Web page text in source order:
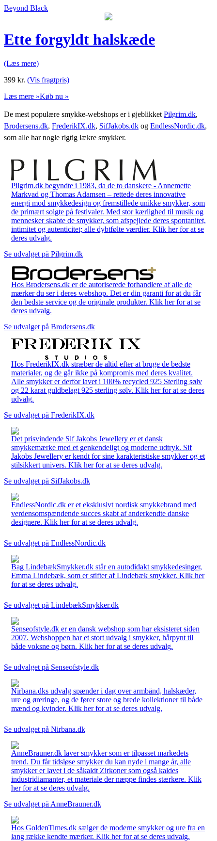
Beyond Black
Ette forgyldt halskæde
(Læs mere)
399 kr. (Vis fragtpris)
Læs mere »Køb nu »
De mest populære smykke-webshops er i øjeblikket Pilgrim.dk,
Brodersens.dk, FrederikIX.dk, SifJakobs.dk og EndlessNordic.dk,
som alle har nogle rigtig lækre smykker.
Pilgrim.dk begyndte i 1983, da de to danskere - Annemette
Markvad og Thomas Adamsen – rettede deres innovative
energi mod smykkedesign og fremstillede unikke smykker, som
de primært solgte på festivaler. Med stor kærlighed til musik og
mennesker skabte de smykker, som afspejlede deres spontanitet,
intimitet og autenticitet; alle dybtfølte værdier. Klik her for at se
deres udvalg.
Se udvalget på Pilgrim.dk
Hos Brodersens.dk er de autoriserede forhandlere af alle de
mærker du ser i deres webshop. Det er din garanti for at du får
den bedste service og de originale produkter. Klik her for at se
deres udvalg.
Se udvalget på Brodersens.dk
Hos FrederikIX.dk stræber de altid efter at bruge de bedste
materialer, og de går ikke på kompromis med deres kvalitet.
Alle smykker er derfor lavet i 100% recycled 925 Sterling sølv
og 22 karat guldbelagt 925 sterling sølv. Klik her for at se deres
udvalg.
Se udvalget på FrederikIX.dk
Det prisvindende Sif Jakobs Jewellery er et dansk
smykkemærke med et genkendeligt og moderne udtryk. Sif
Jakobs Jewellery er kendt for sine karakteristiske smykker og et
stilsikkert univers. Klik her for at se deres udvalg.
Se udvalget på SifJakobs.dk
EndlessNordic.dk er et eksklusivt nordisk smykkebrand med
verdensomspændende succes skabt af anderkendte danske
designere. Klik her for at se deres udvalg.
Se udvalget på EndlessNordic.dk
Bag LindebækSmykker.dk står en autodidakt smykkedesinger,
Emma Lindebæk, som er stifter af Lindebæk smykker. Klik her
for at se deres udvalg.
Se udvalget på LindebækSmykker.dk
Senseofstyle.dk er en dansk webshop som har eksisteret siden
2007. Webshoppen har et stort udvalg i smykker, hårpynt til
både voksne og børn. Klik her for at se deres udvalg.
Se udvalget på Senseofstyle.dk
Nirbana.dks udvalg spænder i dag over armbånd, halskæder,
ure og øreringe, og de fører store og brede kollektioner til både
mænd og kvinder. Klik her for at se deres udvalg.
Se udvalget på Nirbana.dk
AnneBrauner.dk laver smykker som er tilpasset markedets
trend. Du får tidsløse smykker du kan nyde i mange år, alle
smykker er lavet i de såkaldt Zirkoner som også kaldes
industridiamanter, et materiale der næppe findes stærkere. Klik
her for at se deres udvalg.
Se udvalget på AnneBrauner.dk
Hos GoldenTimes.dk sælger de moderne smykker og ure fra en
lang række kendte mærker. Klik her for at se deres udvalg.